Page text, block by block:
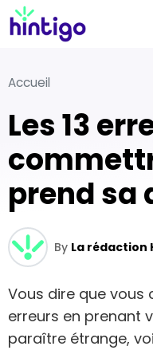
Accueil
Les 13 erreurs à ne pas
prend sa
By La rédaction
Vous dire que
erreurs en prenant
paraître étrange,